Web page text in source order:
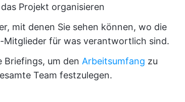
Projekt organisieren
mit denen Sie sehen können, wo die
für was verantwortlich sind.
Briefings, um den Arbeitsumfang zu
Team festzulegen.